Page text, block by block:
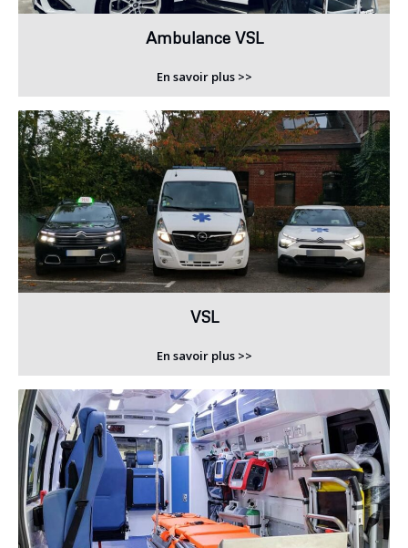
Ambulance VSL
En savoir plus >>
VSL
En savoir plus >>